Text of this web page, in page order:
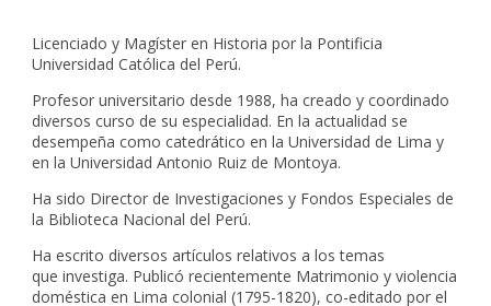
Licenciado y Magíster en Historia por la Pontificia
Universidad Católica del Perú.
Profesor universitario desde 1988, ha creado y coordinado
diversos curso de su especialidad. En la actualidad se
desempeña como catedrático en la Universidad de Lima y
en la Universidad Antonio Ruiz de Montoya.
Ha sido Director de Investigaciones y Fondos Especiales de
la Biblioteca Nacional del Perú.
Ha escrito diversos artículos relativos a los temas
que investiga. Publicó recientemente Matrimonio y violencia
doméstica en Lima colonial (1795-1820), co-editado por el